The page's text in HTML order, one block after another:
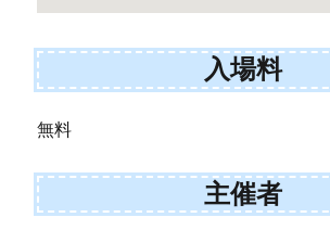
入場料
無料
主催者